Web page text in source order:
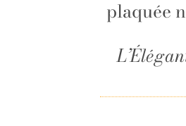
plaquée